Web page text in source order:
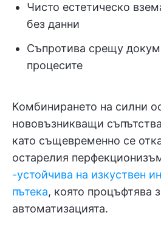
Чисто естетическо
без данни
Съпротива срещу
процесите
Комбинирането на силни
нововъзникващи
като същевременно се
остарелия
-устойчива на изкуствен
пътека, която процъфтява
автоматизацията.